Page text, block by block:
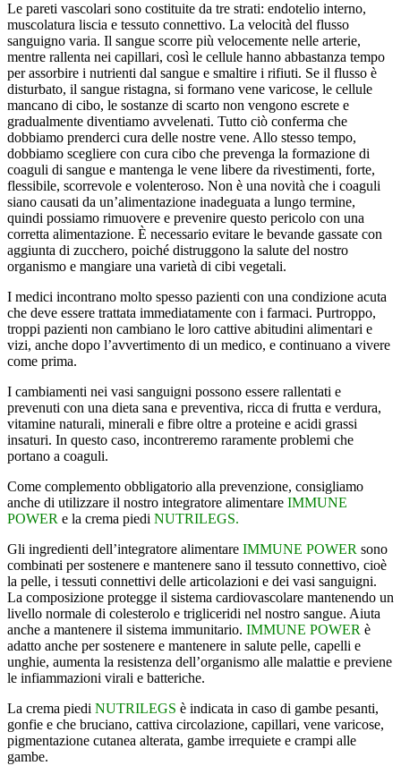
Le pareti vascolari sono costituite da tre strati: endotelio interno,
muscolatura liscia e tessuto connettivo. La velocità del flusso
sanguigno varia. Il sangue scorre più velocemente nelle arterie,
mentre rallenta nei capillari, così le cellule hanno abbastanza tempo
per assorbire i nutrienti dal sangue e smaltire i rifiuti. Se il flusso è
disturbato, il sangue ristagna, si formano vene varicose, le cellule
mancano di cibo, le sostanze di scarto non vengono escrete e
gradualmente diventiamo avvelenati. Tutto ciò conferma che
dobbiamo prenderci cura delle nostre vene. Allo stesso tempo,
dobbiamo scegliere con cura cibo che prevenga la formazione di
coaguli di sangue e mantenga le vene libere da rivestimenti, forte,
flessibile, scorrevole e volenteroso. Non è una novità che i coaguli
siano causati da un’alimentazione inadeguata a lungo termine,
quindi possiamo rimuovere e prevenire questo pericolo con una
corretta alimentazione. È necessario evitare le bevande gassate con
aggiunta di zucchero, poiché distruggono la salute del nostro
organismo e mangiare una varietà di cibi vegetali.
I medici incontrano molto spesso pazienti con una condizione acuta
che deve essere trattata immediatamente con i farmaci. Purtroppo,
troppi pazienti non cambiano le loro cattive abitudini alimentari e
vizi, anche dopo l’avvertimento di un medico, e continuano a vivere
come prima.
I cambiamenti nei vasi sanguigni possono essere rallentati e
prevenuti con una dieta sana e preventiva, ricca di frutta e verdura,
vitamine naturali, minerali e fibre oltre a proteine ​​e acidi grassi
insaturi. In questo caso, incontreremo raramente problemi che
portano a coaguli.
Come complemento obbligatorio alla prevenzione, consigliamo
anche di utilizzare il nostro integratore alimentare IMMUNE
POWER e la crema piedi NUTRILEGS.
Gli ingredienti dell’integratore alimentare IMMUNE POWER sono
combinati per sostenere e mantenere sano il tessuto connettivo, cioè
la pelle, i tessuti connettivi delle articolazioni e dei vasi sanguigni.
La composizione protegge il sistema cardiovascolare mantenendo un
livello normale di colesterolo e trigliceridi nel nostro sangue. Aiuta
anche a mantenere il sistema immunitario. IMMUNE POWER è
adatto anche per sostenere e mantenere in salute pelle, capelli e
unghie, aumenta la resistenza dell’organismo alle malattie e previene
le infiammazioni virali e batteriche.
La crema piedi NUTRILEGS è indicata in caso di gambe pesanti,
gonfie e che bruciano, cattiva circolazione, capillari, vene varicose,
pigmentazione cutanea alterata, gambe irrequiete e crampi alle
gambe.